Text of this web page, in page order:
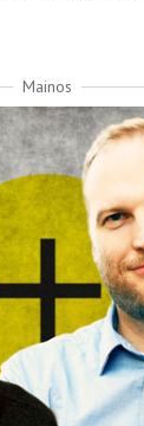
Mainos